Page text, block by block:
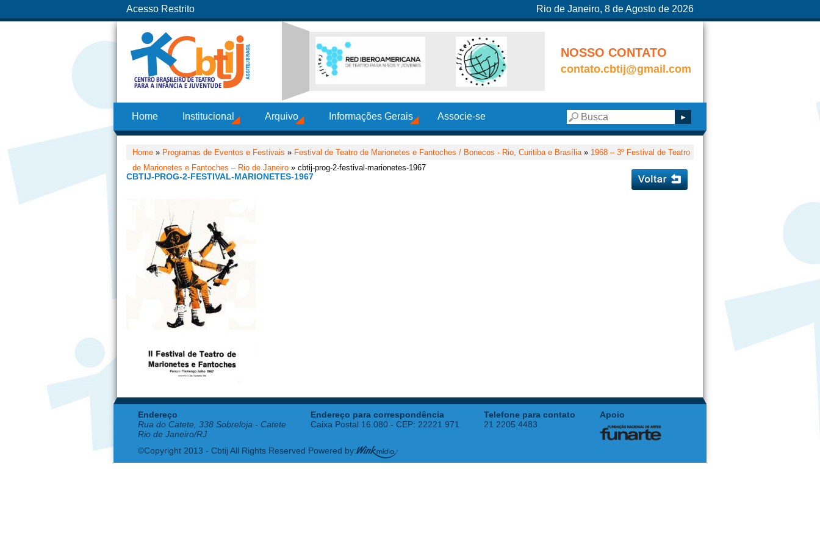
Acesso Restrito Rio de Janeiro, 8 de Agosto de 2026
NOSSO CONTATO
contato.cbtij@gmail.com
Home Institucional Arquivo Informações Gerais Associe-se
Home » Programas de Eventos e Festivais » Festival de Teatro de Marionetes e Fantoches / Bonecos - Rio, Curitiba e Brasília» 1968 – 3º Festival de Teatro
de Marionetes e Fantoches – Rio de Janeiro » cbtij-prog-2-festival-marionetes-1967
CBTIJ-PROG-2-FESTIVAL-MARIONETES-1967
Endereço
Rua do Catete, 338 Sobreloja - Catete
Rio de Janeiro/RJ
Endereço para correspondência
Caixa Postal 16.080 - CEP: 22221.971
Telefone para contato
21 2205 4483
Apoio
©Copyright 2013 - Cbtij All Rights Reserved Powered by: